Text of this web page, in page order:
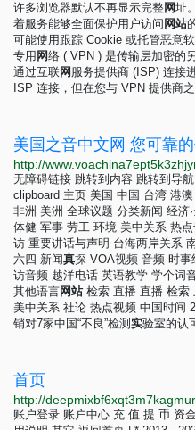
许多浏览器默认不再显示完整网址
着服务能够全面保护用户访问 网站
可能使用跟踪 Cookie 或托管恶意
专用 网络 ( VPN ) 是传输层加密的
通过互联网 服务提供商 (ISP) 连接
ISP 连接，但在您与 VPN 提供商
美国之音中文网 您可靠
无障碍链接 跳转到内容 跳转到导
clipboard 主页 美国 中国 台湾 港
非洲 美洲 全球议题 分类新闻 经济·
体健 军事 劳工 环境 美中关系 热
访 重要讲话与声明 台海两岸关系
六四 新闻真探 VOA视频 音频 时
访音频 越洋电话 英语教学 学个词
其他语言网站检索 直播 直播 检索
美中关系 社论 热点视频 中国时间
销对7家中国“不良”检测 实验室的认
首页
账户登录 账户中心 充 值 提 币 资